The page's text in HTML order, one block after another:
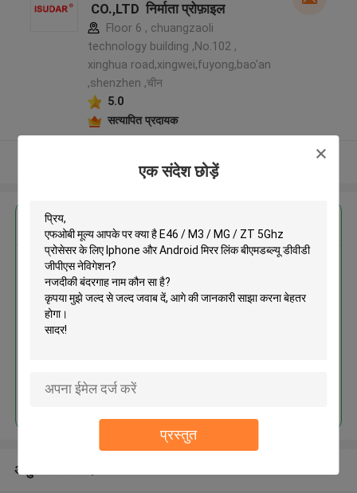
एक संदेश छोड़ें
प्रस्तुत
CO.,LTD निर्माता प्रोफ़ाइल
Floor 6 , chuangzaoli
technology building ,No.102 ,
xinghua road,xingwei,fuyong,bao'an
,shenzhen ,चीन
5.0
सत्यापित प्रदायक
और देखो
सबसे उत्तम प्रतिदान प्राप्त करें
के लिए Iphone और Android मिरर लिंक
बीएमडब्ल्यू डीवीडी जीपीएस नेविगेशन
अनुशंसित उत्पाद